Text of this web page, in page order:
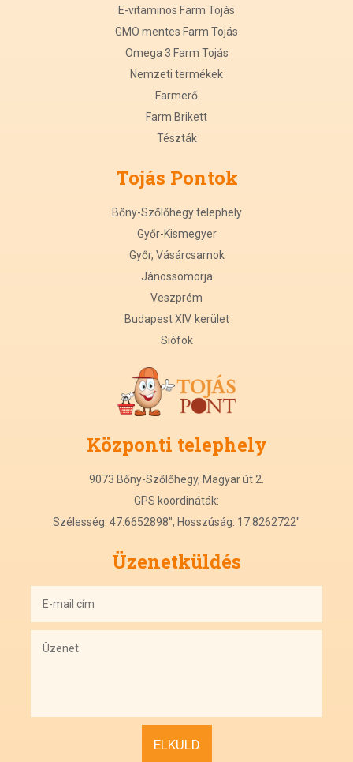
E-vitaminos Farm Tojás
GMO mentes Farm Tojás
Omega 3 Farm Tojás
Nemzeti termékek
Farmerő
Farm Brikett
Tészták
Tojás Pontok
Bőny-Szőlőhegy telephely
Győr-Kismegyer
Győr, Vásárcsarnok
Jánossomorja
Veszprém
Budapest XIV. kerület
Siófok
Központi telephely
9073 Bőny-Szőlőhegy, Magyar út 2.
GPS koordináták:
Szélesség: 47.6652898", Hosszúság: 17.8262722"
Üzenetküldés